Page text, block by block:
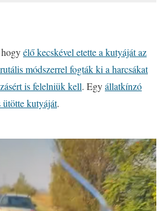
élő kecskével etette a kutyáját az
módszerrel fogták ki a harcsákat
is felelniük kell. Egyállatkínzó
ütötte kutyáját.